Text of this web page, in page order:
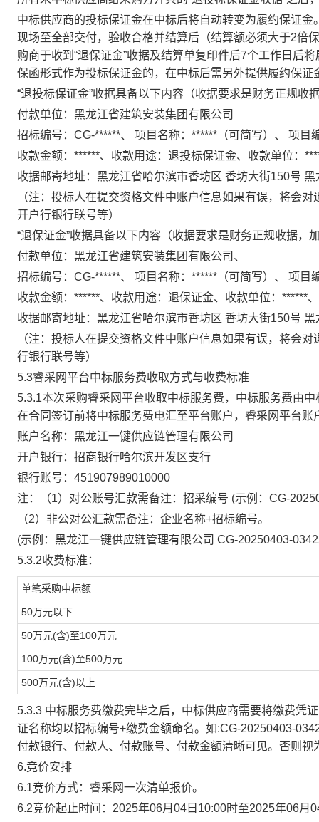
中标供应商的投标保证金在中标后将自动转变为履约保证
现场至全部交付，验收合格并结算后（结算额必须大于2倍
购商于收到 “退保证金”收据及结算单复印件后7个工作日后
保函形式作为投标保证金的，在中标后需另外提供履约保证
“退投标保证金”收据具备以下内容（收据要求是财务正规收
付款单位：黑龙江省建筑安装集团有限公司
招标编号： CG-******、 项目名称：******（可简写）、 项目
收款金额： ******、收款用途：退投标保证金、收款单位：
收据邮寄地址：黑龙江省哈尔滨市香坊区 香坊大街150号
（注：投标人在提交资格文件中账户信息如果有误，将会
开户行银行联号等）
“退保证金”收据具备以下内容（收据要求是财务正规收据，
付款单位：黑龙江省建筑安装集团有限公司、
招标编号： CG-******、 项目名称：******（可简写）、 项目
收款金额： ******、收款用途：退保证金、收款单位：******
收据邮寄地址：黑龙江省哈尔滨市香坊区 香坊大街150号
（注：投标人在提交资格文件中账户信息如果有误，将会
行银行联号等）
5.3睿采网平台中标服务费收取方式与收费标准
5.3.1本次采购睿采网平台收取中标服务费，中标服务费由
在合同签订前将中标服务费电汇至平台账户 ， 睿采网平台账
账户名称：黑龙江一键供应链管理有限公司
开户银行：招商银行哈尔滨开发区支行
银行账号： 451907989010000
注：（1）对公账号汇款需备注：招采编号 (示例：CG-
（2）非公对公汇款需备注：企业名称+招标编号。
(示例：黑龙江一键供应链管理有限公司 CG-20250403-
5.3.2收费标准：
单笔采购中标额
50万元以下
50万元(含)至100万元
100万元(含)至500万元
500万元(含)以上
5.3.3 中标服务费缴费完毕之后，中标供应商需要将缴费凭
证名称均以招标编号+缴费金额命名。如:CG-20250403-
付款银行、付款人、付款账号、付款金额清晰可见。否则视
6.竞价安排
6.1竞价方式：睿采网一次清单报价。
6.2竞价起止时间：2025年06月04日 10:00时至2025年06月